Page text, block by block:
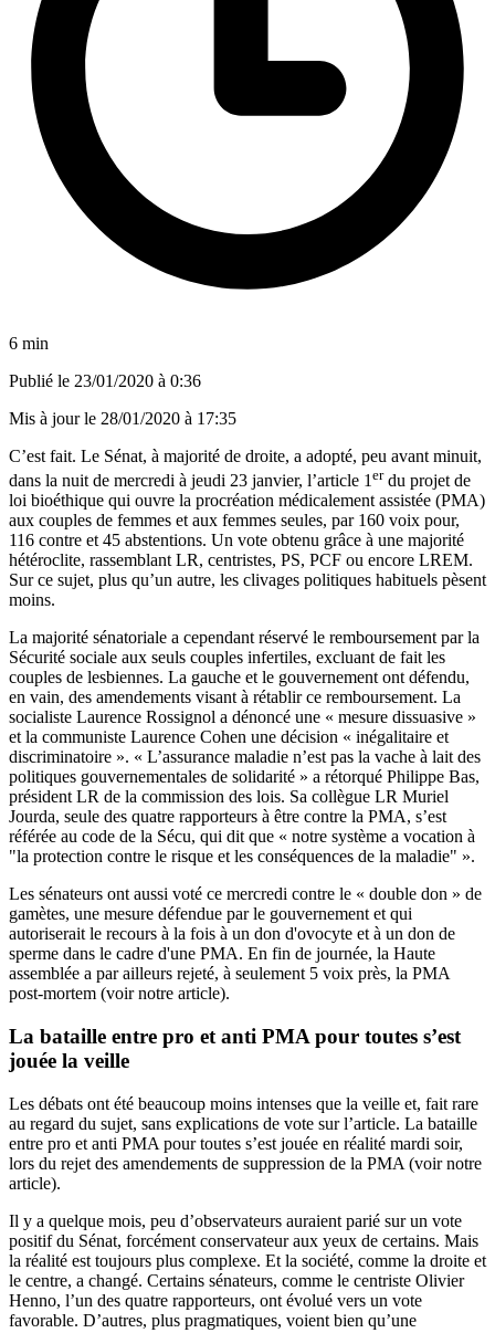
6 min
Publié le 23/01/2020 à 0:36
Mis à jour le 28/01/2020 à 17:35
C’est fait. Le Sénat, à majorité de droite, a adopté, peu avant minuit,
dans la nuit de mercredi à jeudi 23 janvier, l’article 1 erdu projet de
loi bioéthique qui ouvre la procréation médicalement assistée (PMA)
aux couples de femmes et aux femmes seules, par 160 voix pour,
116 contre et 45 abstentions. Un vote obtenu grâce à une majorité
hétéroclite, rassemblant LR, centristes, PS, PCF ou encore LREM.
Sur ce sujet, plus qu’un autre, les clivages politiques habituels pèsent
moins.
La majorité sénatoriale a cependant réservé le remboursement par la
Sécurité sociale aux seuls couples infertiles, excluant de fait les
couples de lesbiennes. La gauche et le gouvernement ont défendu,
en vain, des amendements visant à rétablir ce remboursement. La
socialiste Laurence Rossignol a dénoncé une « mesure dissuasive »
et la communiste Laurence Cohen une décision « inégalitaire et
discriminatoire ». « L’assurance maladie n’est pas la vache à lait des
politiques gouvernementales de solidarité » a rétorqué Philippe Bas,
président LR de la commission des lois. Sa collègue LR Muriel
Jourda, seule des quatre rapporteurs à être contre la PMA, s’est
référée au code de la Sécu, qui dit que « notre système a vocation à
"la protection contre le risque et les conséquences de la maladie" ».
Les sénateurs ont aussi voté ce mercredi contre le « double don » de
gamètes, une mesure défendue par le gouvernement et qui
autoriserait le recours à la fois à un don d'ovocyte et à un don de
sperme dans le cadre d'une PMA. En fin de journée, la Haute
assemblée a par ailleurs rejeté, à seulement 5 voix près, la PMA
post-mortem (voir notre article).
La bataille entre pro et anti PMA pour toutes s’est
jouée la veille
Les débats ont été beaucoup moins intenses que la veille et, fait rare
au regard du sujet, sans explications de vote sur l’article. La bataille
entre pro et anti PMA pour toutes s’est jouée en réalité mardi soir,
lors du rejet des amendements de suppression de la PMA (voir notre
article).
Il y a quelque mois, peu d’observateurs auraient parié sur un vote
positif du Sénat, forcément conservateur aux yeux de certains. Mais
la réalité est toujours plus complexe. Et la société, comme la droite et
le centre, a changé. Certains sénateurs, comme le centriste Olivier
Henno, l’un des quatre rapporteurs, ont évolué vers un vote
favorable. D’autres, plus pragmatiques, voient bien qu’une